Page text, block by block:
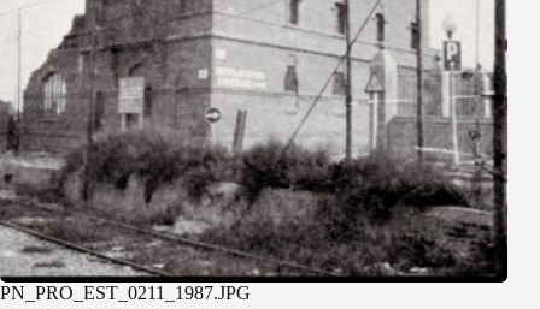
PN_PRO_EST_0211_1987.JPG